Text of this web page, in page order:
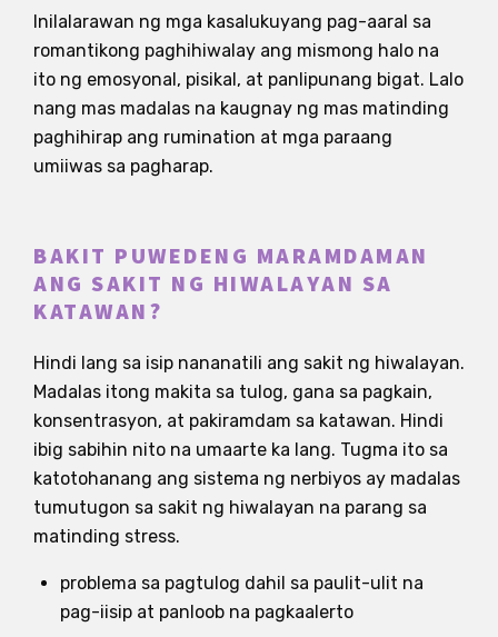
Inilalarawan ng mga kasalukuyang pag-aaral sa
romantikong paghihiwalay ang mismong halo na
ito ng emosyonal, pisikal, at panlipunang bigat. Lalo
nang mas madalas na kaugnay ng mas matinding
paghihirap ang rumination at mga paraang
umiiwas sa pagharap.
BAKIT PUWEDENG MARAMDAMAN
ANG SAKIT NG HIWALAYAN SA
KATAWAN?
Hindi lang sa isip nananatili ang sakit ng hiwalayan.
Madalas itong makita sa tulog, gana sa pagkain,
konsentrasyon, at pakiramdam sa katawan. Hindi
ibig sabihin nito na umaarte ka lang. Tugma ito sa
katotohanang ang sistema ng nerbiyos ay madalas
tumutugon sa sakit ng hiwalayan na parang sa
matinding stress.
problema sa pagtulog dahil sa paulit-ulit na
pag-iisip at panloob na pagkaalerto